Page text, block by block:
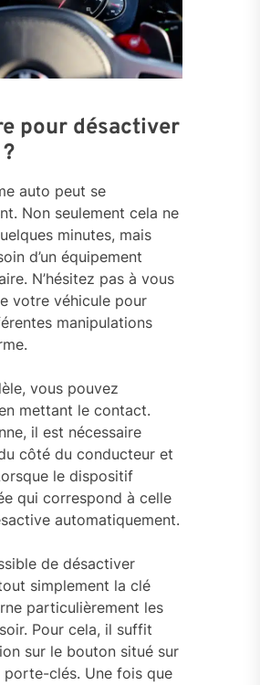
pour désactiver
auto peut se
Non seulement cela ne
minutes, mais
d’un équipement
N’hésitez pas à vous
votre véhicule pour
manipulations
vous pouvez
mettant le contact.
il est nécessaire
côté du conducteur et
le dispositif
qui correspond à celle
automatiquement.
de désactiver
simplement la clé
particulièrement les
Pour cela, il suffit
sur le bouton situé sur
clés. Une fois que